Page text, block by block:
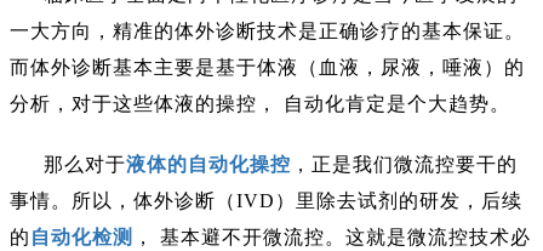
一大方向，精准的体外诊断技术是正确诊疗的基本保证。
而体外诊断基本主要是基于体液（血液，尿液，唾液）的
分析，对于这些体液的操控，
自动化肯定是个大趋势。
那么对于液体的自动化操控 ，正是我们微流控要干的
事情。所以，体外诊断（IVD）里除去试剂的研发，后续
的 自动化检测 ，
基本避不开微流控。这就是微流控技术必